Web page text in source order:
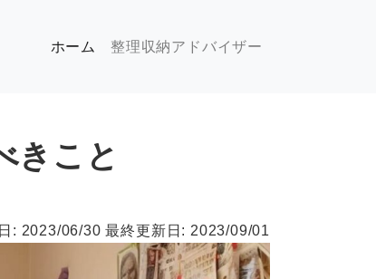
ホーム (現位置)
整理収納アドバイザー
きこと
: 2023/06/30 最終更新日: 2023/09/01